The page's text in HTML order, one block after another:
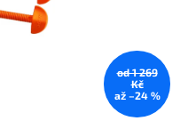
od 1 269
Kč
až –24 %